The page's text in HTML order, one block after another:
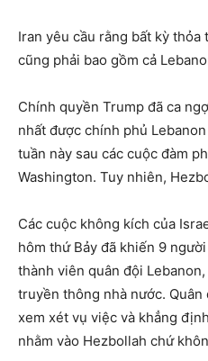
Iran yêu cầu rằng bất kỳ
cũng phải bao gồm cả
Chính quyền Trump đã ca
nhất được chính phủ
tuần này sau các cuộc đàm
Washington. Tuy nhiên,
Các cuộc không kích của
hôm thứ Bảy đã khiến 9
thành viên quân đội
truyền thông nhà nước.
xem xét vụ việc và khẳng
nhằm vào Hezbollah chứ